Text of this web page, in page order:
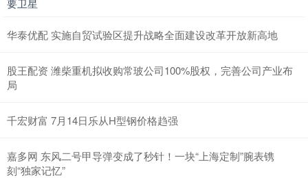
要卫星
华泰优配 实施自贸试验区提升战略全面建设改革开放新高地
股王配资 潍柴重机拟收购常玻公司100%股权，完善公司产业布
局
千宏财富 7月14日乐从H型钢价格趋强
嘉多网 东风二号甲导弹变成了秒针！一块“上海定制”腕表镌
刻“独家记忆”